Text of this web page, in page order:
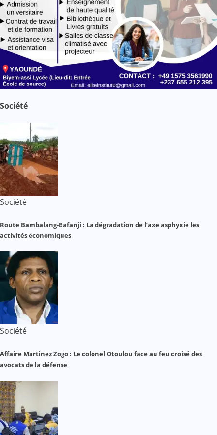
Société
Société
Route Bambalang-Bafanji : La dégradation de l’axe asphyxie les
activités économiques
Société
Affaire Martinez Zogo : Le colonel Otoulou face au feu croisé des
avocats de la défense